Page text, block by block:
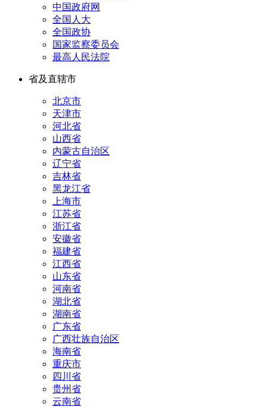
中国政府网
全国人大
全国政协
国家监察委员会
最高人民法院
省及直辖市
北京市
天津市
河北省
山西省
内蒙古自治区
辽宁省
吉林省
黑龙江省
上海市
江苏省
浙江省
安徽省
福建省
江西省
山东省
河南省
湖北省
湖南省
广东省
广西壮族自治区
海南省
重庆市
四川省
贵州省
云南省